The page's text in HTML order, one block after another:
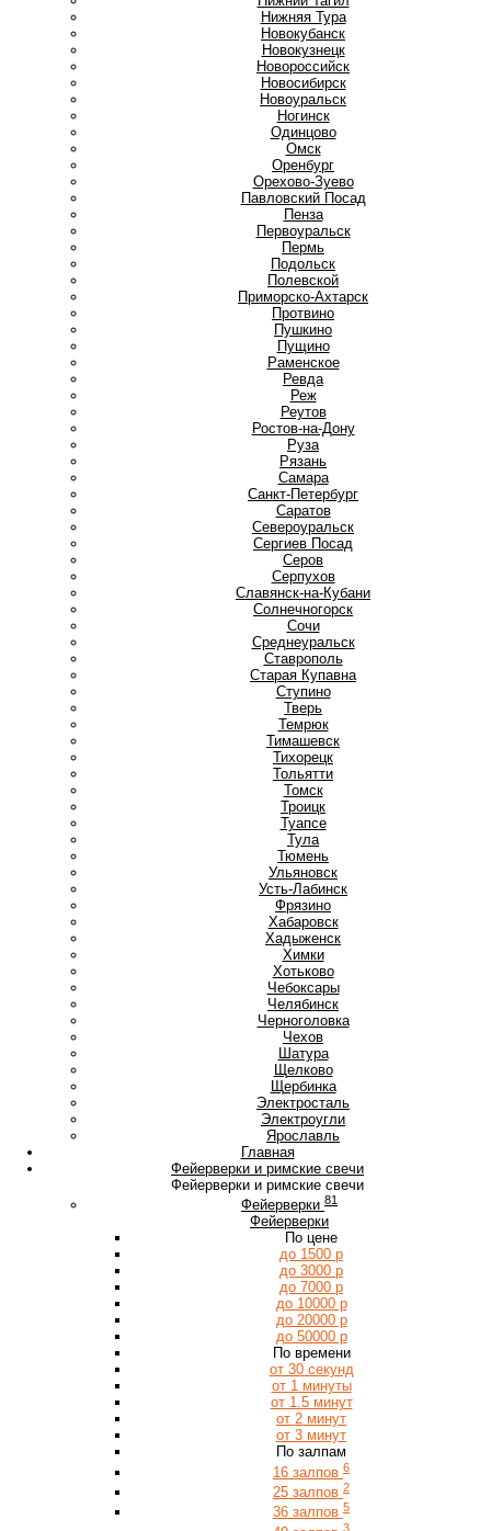
Нижняя Тура
Новокубанск
Новокузнецк
Новороссийск
Новосибирск
Новоуральск
Ногинск
Одинцово
Омск
Оренбург
Орехово-Зуево
Павловский Посад
Пенза
Первоуральск
Пермь
Подольск
Полевской
Приморско-Ахтарск
Протвино
Пушкино
Пущино
Раменское
Ревда
Реж
Реутов
Ростов-на-Дону
Руза
Рязань
Самара
Санкт-Петербург
Саратов
Североуральск
Сергиев Посад
Серов
Серпухов
Славянск-на-Кубани
Солнечногорск
Сочи
Среднеуральск
Ставрополь
Старая Купавна
Ступино
Тверь
Темрюк
Тимашевск
Тихорецк
Тольятти
Томск
Троицк
Туапсе
Тула
Тюмень
Ульяновск
Усть-Лабинск
Фрязино
Хабаровск
Хадыженск
Химки
Хотьково
Чебоксары
Челябинск
Черноголовка
Чехов
Шатура
Щелково
Щербинка
Электросталь
Электроугли
Ярославль
Главная
Фейерверки и римские свечи
Фейерверки и римские свечи
Фейерверки 81
Фейерверки
По цене
до 1500 р
до 3000 р
до 7000 р
до 10000 р
до 20000 р
до 50000 р
По времени
от 30 секунд
от 1 минуты
от 1.5 минут
от 2 минут
от 3 минут
По залпам
16 залпов 6
25 залпов 2
36 залпов 5
3